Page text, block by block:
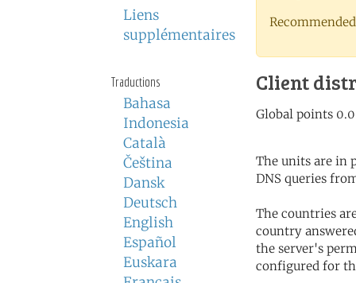
Liens
supplémentaires
Traductions
Bahasa
Indonesia
Català
Čeština
Dansk
Deutsch
English
Español
Euskara
Client
The units are in
DNS queries
The countries
country
the server's
configured for